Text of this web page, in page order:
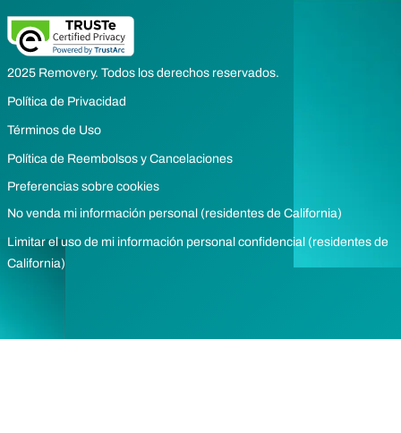
2025 Removery. Todos los derechos reservados.
Política de Privacidad
Términos de Uso
Política de Reembolsos y Cancelaciones
Preferencias sobre cookies
No venda mi información personal (residentes de California)
Limitar el uso de mi información personal confidencial (residentes de
California)